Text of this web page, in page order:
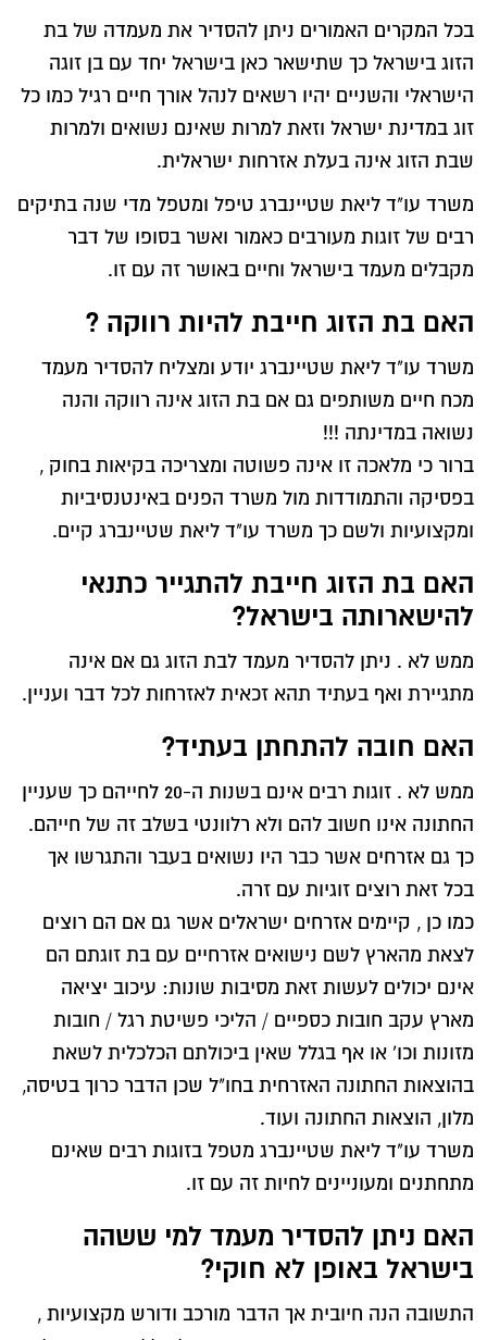
בכל המקרים האמורים ניתן להסדיר את מעמדה של בת
הזוג בישראל כך שתישאר כאן בישראל יחד עם בן זוגה
הישראלי והשניים יהיו רשאים לנהל אורך חיים רגיל כמו כל
זוג במדינת ישראל וזאת למרות שאינם נשואים ולמרות
שבת הזוג אינה בעלת אזרחות ישראלית.
משרד עו"ד ליאת שטיינברג טיפל ומטפל מדי שנה בתיקים
רבים של זוגות מעורבים כאמור ואשר בסופו של דבר
מקבלים מעמד בישראל וחיים באושר זה עם זו.
האם בת הזוג חייבת להיות רווקה ?
משרד עו"ד ליאת שטיינברג יודע ומצליח להסדיר מעמד
מכח חיים משותפים גם אם בת הזוג אינה רווקה והנה
נשואה במדינתה !!!
ברור כי מלאכה זו אינה פשוטה ומצריכה בקיאות בחוק ,
בפסיקה והתמודדות מול משרד הפנים באינטנסיביות
ומקצועיות ולשם כך משרד עו"ד ליאת שטיינברג קיים.
האם בת הזוג חייבת להתגייר כתנאי
להישארותה בישראל?
ממש לא . ניתן להסדיר מעמד לבת הזוג גם אם אינה
מתגיירת ואף בעתיד תהא זכאית לאזרחות לכל דבר ועניין.
האם חובה להתחתן בעתיד?
ממש לא . זוגות רבים אינם בשנות ה-20 לחייהם כך שעניין
החתונה אינו חשוב להם ולא רלוונטי בשלב זה של חייהם.
כך גם אזרחים אשר כבר היו נשואים בעבר והתגרשו אך
בכל זאת רוצים זוגיות עם זרה.
כמו כן , קיימים אזרחים ישראלים אשר גם אם הם רוצים
לצאת מהארץ לשם נישואים אזרחיים עם בת זוגתם הם
אינם יכולים לעשות זאת מסיבות שונות: עיכוב יציאה
מארץ עקב חובות כספיים / הליכי פשיטת רגל / חובות
מזונות וכו` או אף בגלל שאין ביכולתם הכלכלית לשאת
בהוצאות החתונה האזרחית בחו"ל שכן הדבר כרוך בטיסה,
מלון, הוצאות החתונה ועוד.
משרד עו"ד ליאת שטיינברג מטפל בזוגות רבים שאינם
מתחתנים ומעוניינים לחיות זה עם זו.
האם ניתן להסדיר מעמד למי ששהה
בישראל באופן לא חוקי?
התשובה הנה חיובית אך הדבר מורכב ודורש מקצועיות ,